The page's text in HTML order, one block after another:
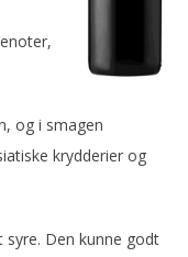
og i smagen
krydderier og
syre. Den kunne godt